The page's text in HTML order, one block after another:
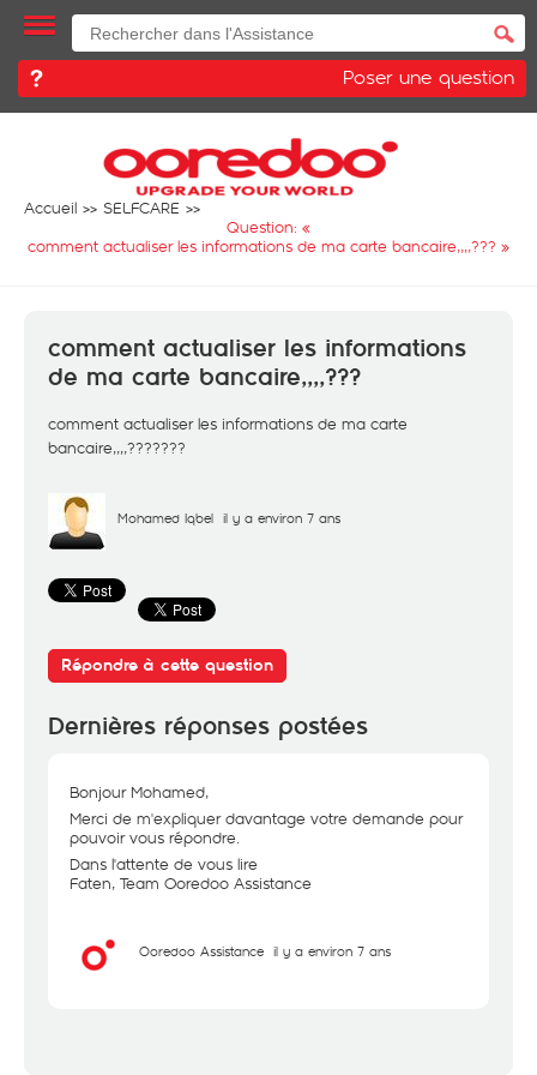
Poser une question
Accueil
SELFCARE
Question: «
comment actualiser les informations de ma carte bancaire,,,,??? »
comment actualiser les informations
de ma carte bancaire,,,,???
comment actualiser les informations de ma carte
bancaire,,,,???????
Mohamed Iqbel il y a environ 7 ans
Répondre à cette question
Dernières réponses postées
Bonjour Mohamed,
Merci de m'expliquer davantage votre demande pour
pouvoir vous répondre.
Dans l'attente de vous lire
Faten, Team Ooredoo Assistance
Ooredoo Assistance il y a environ 7 ans